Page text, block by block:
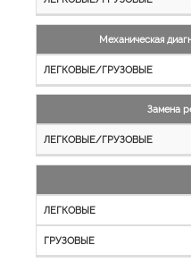
Механическая
Замена